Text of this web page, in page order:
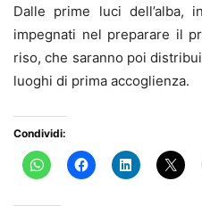
Dalle prime luci dell’alba,
impegnati nel preparare il
riso, che saranno poi
luoghi di prima accoglienza.
Condividi: